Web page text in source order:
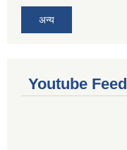
अन्य
Youtube Feed